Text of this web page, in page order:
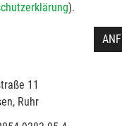
).
11
Ruhr